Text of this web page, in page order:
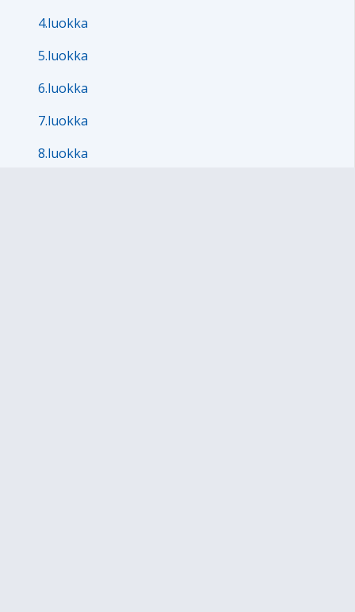
4.luokka
5.luokka
6.luokka
7.luokka
8.luokka